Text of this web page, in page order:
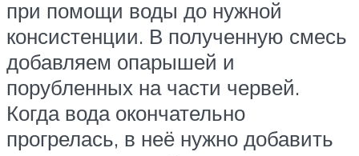
при помощи воды до нужной
консистенции. В полученную смесь
добавляем опарышей и
порубленных на части червей.
Когда вода окончательно
прогрелась, в неё нужно добавить